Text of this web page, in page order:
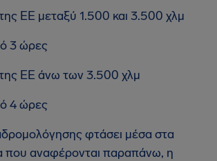
ΕΕ μεταξύ 1.500 και 3.500 χλμ
3 ώρες
ΕΕ άνω των 3.500 χλμ
4 ώρες
φτάσει μέσα στα
που αναφέρονται παραπάνω, η